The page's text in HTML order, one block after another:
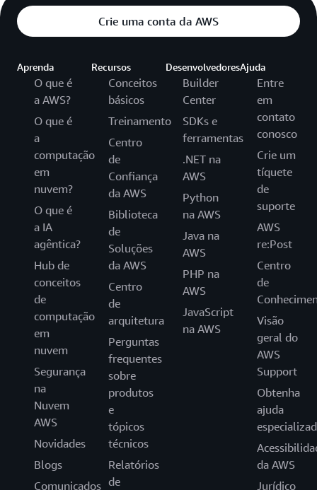
Crie uma conta da AWS
Aprenda
O que é
a AWS?
O que é
a
computação
em
nuvem?
O que é
a IA
agêntica?
Hub de
conceitos
de
computação
em
nuvem
Segurança
na
Nuvem
AWS
Novidades
Blogs
Comunicados
Recursos
Conceitos
básicos
Treinamento
Centro
de
Confiança
da AWS
Biblioteca
de
Soluções
da AWS
Centro
de
arquitetura
Perguntas
frequentes
sobre
produtos
e
tópicos
técnicos
Relatórios
de
Desenvolvedores
Builder
Center
SDKs e
ferramentas
.NET na
AWS
Python
na AWS
Java na
AWS
PHP na
AWS
JavaScript
na AWS
Ajuda
Entre
em
contato
conosco
Crie um
tíquete
de
suporte
AWS
re:Post
Centro
de
Visão
geral do
AWS
Support
Obtenha
ajuda
da AWS
Jurídico